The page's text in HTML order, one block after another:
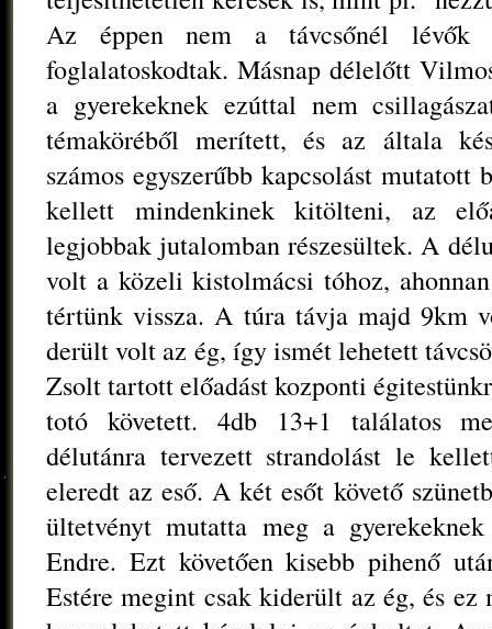
Az éppen nem a távcsőnél lévők
foglalatoskodtak. Másnap délelőtt
a gyerekeknek ezúttal nem
témaköréből merített, és az általa
számos egyszerűbb kapcsolást
kellett mindenkinek kitölteni, az
legjobbak jutalomban részesültek. A
volt a közeli kistolmácsi tóhoz,
tértünk vissza. A túra távja majd 9km
derült volt az ég, így ismét lehetett
Zsolt tartott előadást kozponti
totó követett. 4db 13+1 találatos
délutánra tervezett strandolást le
eleredt az eső. A két esőt követő
ültetvényt mutatta meg a
Endre. Ezt követően kisebb pihenő
Estére megint csak kiderült az ég, és